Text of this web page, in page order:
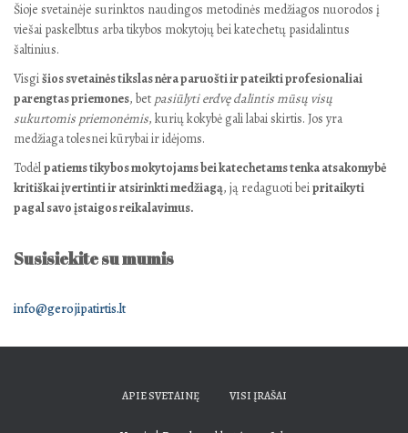
Šioje svetainėje surinktos naudingos metodinės medžiagos nuorodos į
viešai paskelbtus arba tikybos mokytojų bei katechetų pasidalintus
šaltinius.
Visgišios svetainės tikslas nėra paruošti ir pateikti profesionaliai
parengtas priemones, bet pasiūlyti erdvę dalintis mūsų visų
sukurtomis priemonėmis, kurių kokybė gali labai skirtis. Jos yra
medžiaga tolesnei kūrybai ir idėjoms.
Todėlpatiems tikybos mokytojams bei katechetams tenka atsakomybė
kritiškai įvertinti ir atsirinkti medžiagą, ją redaguoti beipritaikyti
pagal savo įstaigos reikalavimus.
Susisiekite su mumis
info@gerojipatirtis.lt
APIE SVETAINĘ VISI ĮRAŠAI